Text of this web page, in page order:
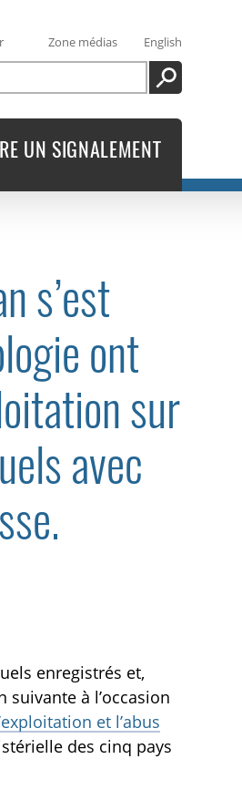
Zone médias
English
RECHERCHE
UN SIGNALEMENT
s’est
ont
sur
avec
enregistrés et,
à l’occasion
et l’abus
des cinq pays